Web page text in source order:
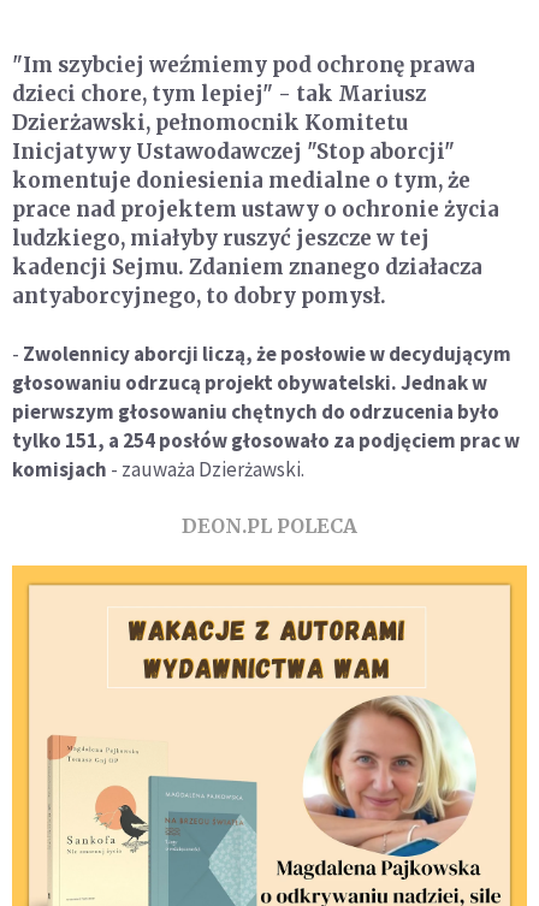
"Im szybciej weźmiemy pod ochronę prawa
dzieci chore, tym lepiej" - tak Mariusz
Dzierżawski, pełnomocnik Komitetu
Inicjatywy Ustawodawczej "Stop aborcji"
komentuje doniesienia medialne o tym, że
prace nad projektem ustawy o ochronie życia
ludzkiego, miałyby ruszyć jeszcze w tej
kadencji Sejmu. Zdaniem znanego działacza
antyaborcyjnego, to dobry pomysł.
- Zwolennicy aborcji liczą, że posłowie w decydującym
głosowaniu odrzucą projekt obywatelski. Jednak w
pierwszym głosowaniu chętnych do odrzucenia było
tylko 151, a 254 posłów głosowało za podjęciem prac w
komisjach - zauważa Dzierżawski.
DEON.PL POLECA